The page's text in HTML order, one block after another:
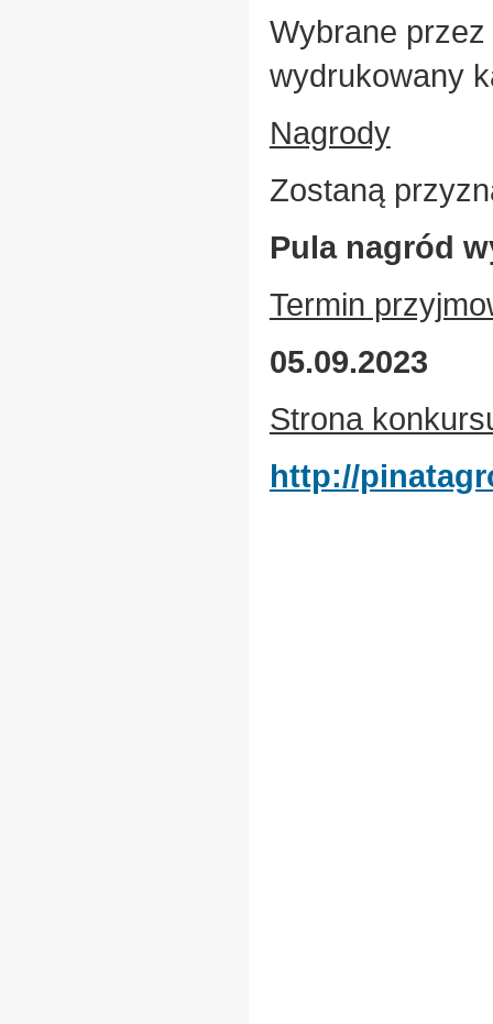
Wybrane przez
wydrukowany
Nagrody
Zostaną
Pula nagród
Termin
05.09.2023
Strona
http://